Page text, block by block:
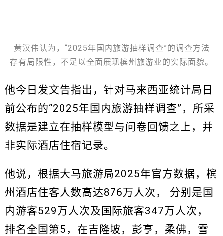
黄汉伟认为，“2025年国内旅游抽样调查”的调查方法
存有局限性，不足以全面展现槟州旅游业的实际面貌。
他今日发文告指出，针对马来西亚统计局日
前公布的“2025年国内旅游抽样调查”，所采
数据是建立在抽样模型与问卷回馈之上，并
非实际酒店住宿记录。
他说，根据大马旅游局2025年官方数据，槟
州酒店住客人数高达876万人次， 分别是国
内游客529万人次及国际旅客347万人次，
排名全国第5，在吉隆坡，彭亨，柔佛，雪